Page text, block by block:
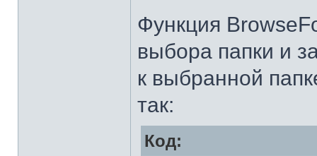
Функция
выбора папки и
к выбранной
так:
Код: